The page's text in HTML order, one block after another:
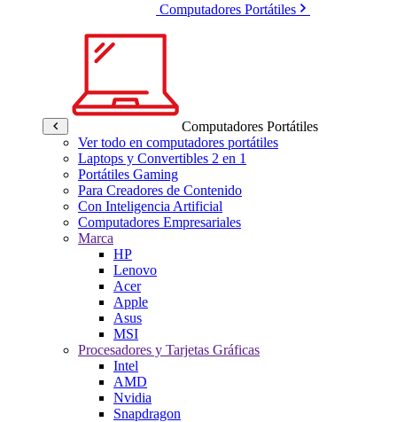
Computadores Portátiles
Computadores Portátiles
Ver todo en computadores portátiles
Laptops y Convertibles 2 en 1
Portátiles Gaming
Para Creadores de Contenido
Con Inteligencia Artificial
Computadores Empresariales
Marca
HP
Lenovo
Acer
Apple
Asus
MSI
Procesadores y Tarjetas Gráficas
Intel
AMD
Nvidia
Snapdragon